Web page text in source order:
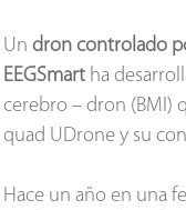
Undron controlado
EEGSmart ha
cerebro – dron (BMI)
quad UDrone y su
Hace un año en una